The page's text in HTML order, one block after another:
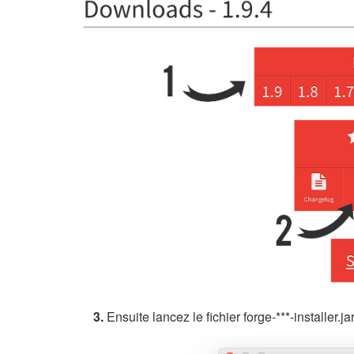
3. Ensuite lancez le fichier forge-***-installer.jar